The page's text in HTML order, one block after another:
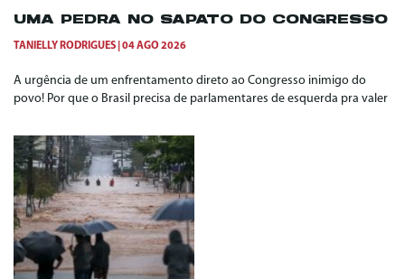
UMA PEDRA NO SAPATO DO CONGRESSO
TANIELLY RODRIGUES 04 AGO 2026
A urgência de um enfrentamento direto ao Congresso inimigo do
povo! Por que o Brasil precisa de parlamentares de esquerda pra valer